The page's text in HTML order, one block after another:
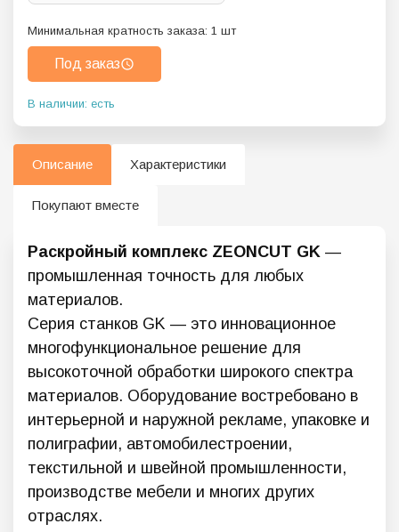
Минимальная кратность заказа: 1 шт
Под заказ
В наличии: есть
Описание Характеристики
Покупают вместе
Раскройный комплекс ZEONCUT GK —
промышленная точность для любых
материалов.
Серия станков GK — это инновационное
многофункциональное решение для
высокоточной обработки широкого спектра
материалов. Оборудование востребовано в
интерьерной и наружной рекламе, упаковке и
полиграфии, автомобилестроении,
текстильной и швейной промышленности,
производстве мебели и многих других
отраслях.